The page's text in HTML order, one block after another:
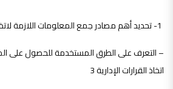
– التعرف على الطرق المستخدمة للحصول على
اتخاذ القرارات الإدارية 3